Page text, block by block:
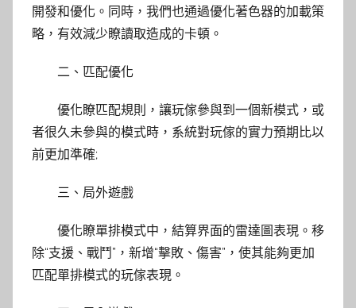
開發和優化。同時，我們也通過優化著色器的加載策
略，有效減少瞭讀取造成的卡頓。
二、匹配優化
優化瞭匹配規則，讓玩傢參與到一個新模式，或
者很久未參與的模式時，系統對玩傢的實力預期比以
前更加準確;
三、局外遊戲
優化瞭單排模式中，結算界面的雷達圖表現。移
除“支援、戰鬥”，新增“擊敗、傷害”，使其能夠更加
匹配單排模式的玩傢表現。